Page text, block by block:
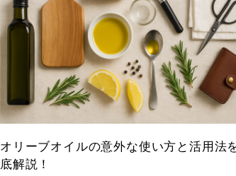
オリーブオイルの意外な使い方と活用法
底解説！